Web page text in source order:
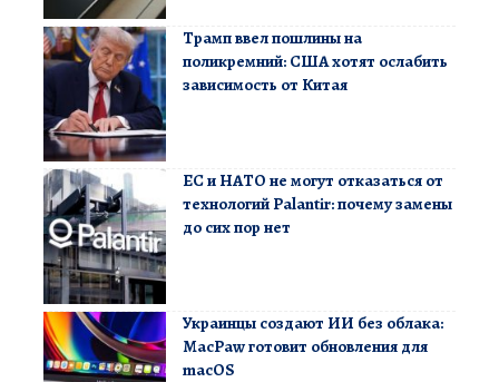
Трамп ввел пошлины на
поликремний: США хотят ослабить
зависимость от Китая
ЕС и НАТО не могут отказаться от
технологий Palantir: почему замены
до сих пор нет
Украинцы создают ИИ без облака:
MacPaw готовит обновления для
macOS